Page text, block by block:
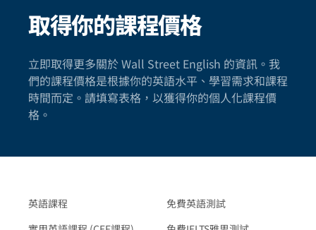
取得你的課程價格
立即取得更多關於 Wall Street English 的資訊。我
們的課程價格是根據你的英語水平、學習需求和課程
時間而定。請填寫表格，以獲得你的個人化課程價
格。
英語課程
免費英語測試